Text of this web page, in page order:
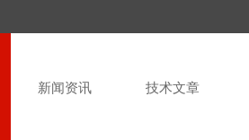
新闻资讯 技术文章